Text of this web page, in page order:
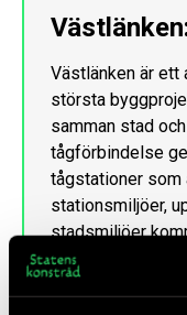
Västlänken är ett
största
samman stad
tågförbindelse
tågstationer som
stationsmiljöer,
stadsmiljöer
för lång tid
2018, de första